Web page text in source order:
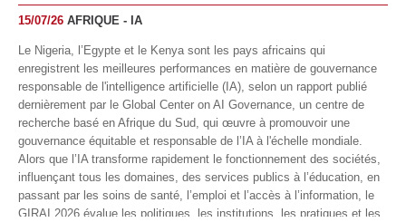
15/07/26 AFRIQUE - IA
Le Nigeria, l’Egypte et le Kenya sont les pays africains qui
enregistrent les meilleures performances en matière de gouvernance
responsable de l'intelligence artificielle (IA), selon un rapport publié
dernièrement par le Global Center on AI Governance, un centre de
recherche basé en Afrique du Sud, qui œuvre à promouvoir une
gouvernance équitable et responsable de l’IA à l'échelle mondiale.
Alors que l’IA transforme rapidement le fonctionnement des sociétés,
influençant tous les domaines, des services publics à l’éducation, en
passant par les soins de santé, l’emploi et l’accès à l’information, le
GIRAI 2026 évalue les politiques, les institutions, les pratiques et les